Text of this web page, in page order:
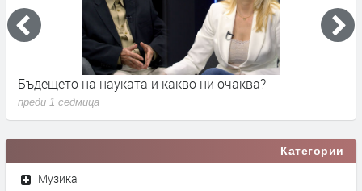
Бъдещето на науката и какво ни очаква?
преди 1 седмица
Категории
Музика